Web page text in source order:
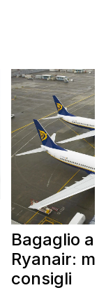
Bagaglio a
Ryanair:
consigli